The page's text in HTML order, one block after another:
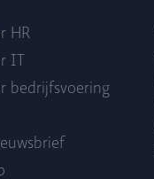
HR
IT
bedrijfsvoering